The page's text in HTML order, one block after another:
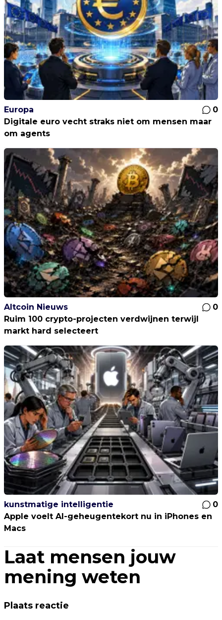
Europa
0
Digitale euro vecht straks niet om mensen maar
om agents
Altcoin Nieuws
0
Ruim 100 crypto-projecten verdwijnen terwijl
markt hard selecteert
kunstmatige intelligentie
0
Apple voelt AI-geheugentekort nu in iPhones en
Macs
Laat mensen jouw
mening weten
Plaats reactie